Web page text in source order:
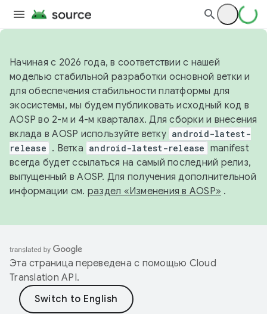
Начиная с 2026 года, в соответствии с нашей
моделью стабильной разработки основной ветки и
для обеспечения стабильности платформы для
экосистемы, мы будем публиковать исходный код в
AOSP во 2-м и 4-м кварталах. Для сборки и внесения
вклада в AOSP используйте ветку android-latest-
release . Ветка android-latest-release manifest
всегда будет ссылаться на самый последний релиз,
выпущенный в AOSP. Для получения дополнительной
информации см. раздел «Изменения в AOSP» .
Эта страница переведена с помощью Cloud
Translation API.